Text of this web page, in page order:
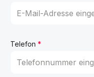
Telefon *